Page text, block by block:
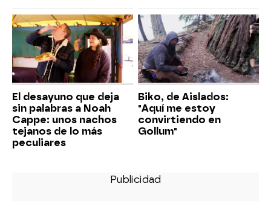
El desayuno que deja
sin palabras a Noah
Cappe: unos nachos
tejanos de lo más
peculiares
Biko, de Aislados:
"Aquí me estoy
convirtiendo en
Gollum"